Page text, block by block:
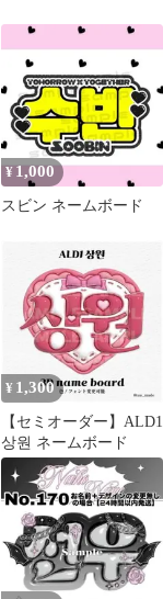
¥ 1,000
スビン ネームボード
¥ 1,300
【セミオーダー】ALD1
상원 ネームボード